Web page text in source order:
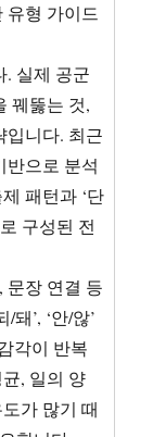
유형 가이드
. 실제 공군
꿰뚫는 것,
입니다. 최근
반으로 분석
패턴과 ‘단
구성된 전
문장 연결 등
돼’, ‘안/않’
각이 반복
, 일의 양
가 많기 때